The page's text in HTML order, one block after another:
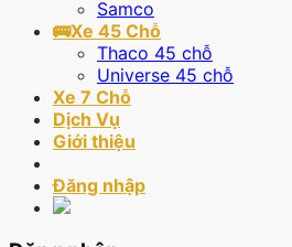
Samco
🚌Xe 45 Chỗ
Thaco 45 chỗ
Universe 45 chỗ
Xe 7 Chỗ
Dịch Vụ
Giới thiệu
Đăng nhập